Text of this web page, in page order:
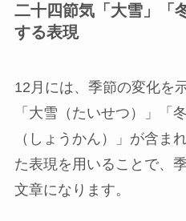
二十四節気「大雪」「
する表現
12月には、季節の変化を
「大雪（たいせつ）」「
（しょうかん）」が含ま
た表現を用いることで、
文章になります。